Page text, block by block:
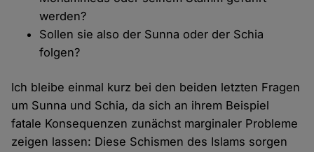
werden?
Sollen sie also der Sunna oder der Schia
folgen?
Ich bleibe einmal kurz bei den beiden letzten Fragen
um Sunna und Schia, da sich an ihrem Beispiel
fatale Konsequenzen zunächst marginaler Probleme
zeigen lassen: Diese Schismen des Islams sorgen